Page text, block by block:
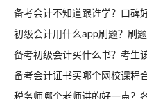
备考会计不知道跟谁学？口碑
初级会计用什么app刷题？刷
备考初级会计买什么书？考生
备考会计证书买哪个网校课程